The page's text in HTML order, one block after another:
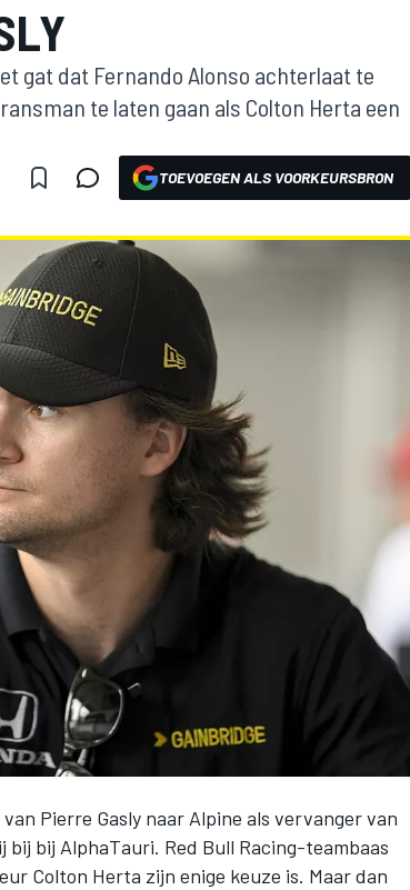
gat dat Fernando Alonso achterlaat te
te laten gaan als Colton Herta een
TOEVOEGEN ALS VOORKEURSBRON
Pierre Gasly naar Alpine als vervanger van
bij bij AlphaTauri. Red Bull Racing-teambaas
Colton Herta zijn enige keuze is. Maar dan